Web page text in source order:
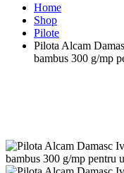
Home
Shop
Pilote
Pilota Alcam
bambus 300 g/mp